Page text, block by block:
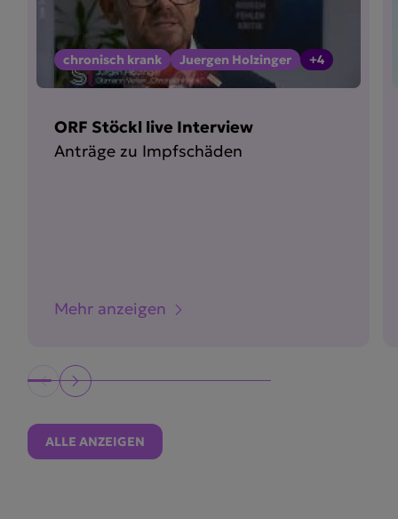
chronisch krank Juergen Holzinger +4
ORF Stöckl live Interview
Anträge zu Impfschäden
Mehr anzeigen
ALLE ANZEIGEN